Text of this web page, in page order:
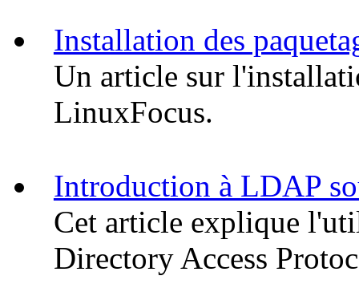
Installation des
Un article sur
LinuxFocus.
Introduction à LDAP
Cet article explique
Directory Access